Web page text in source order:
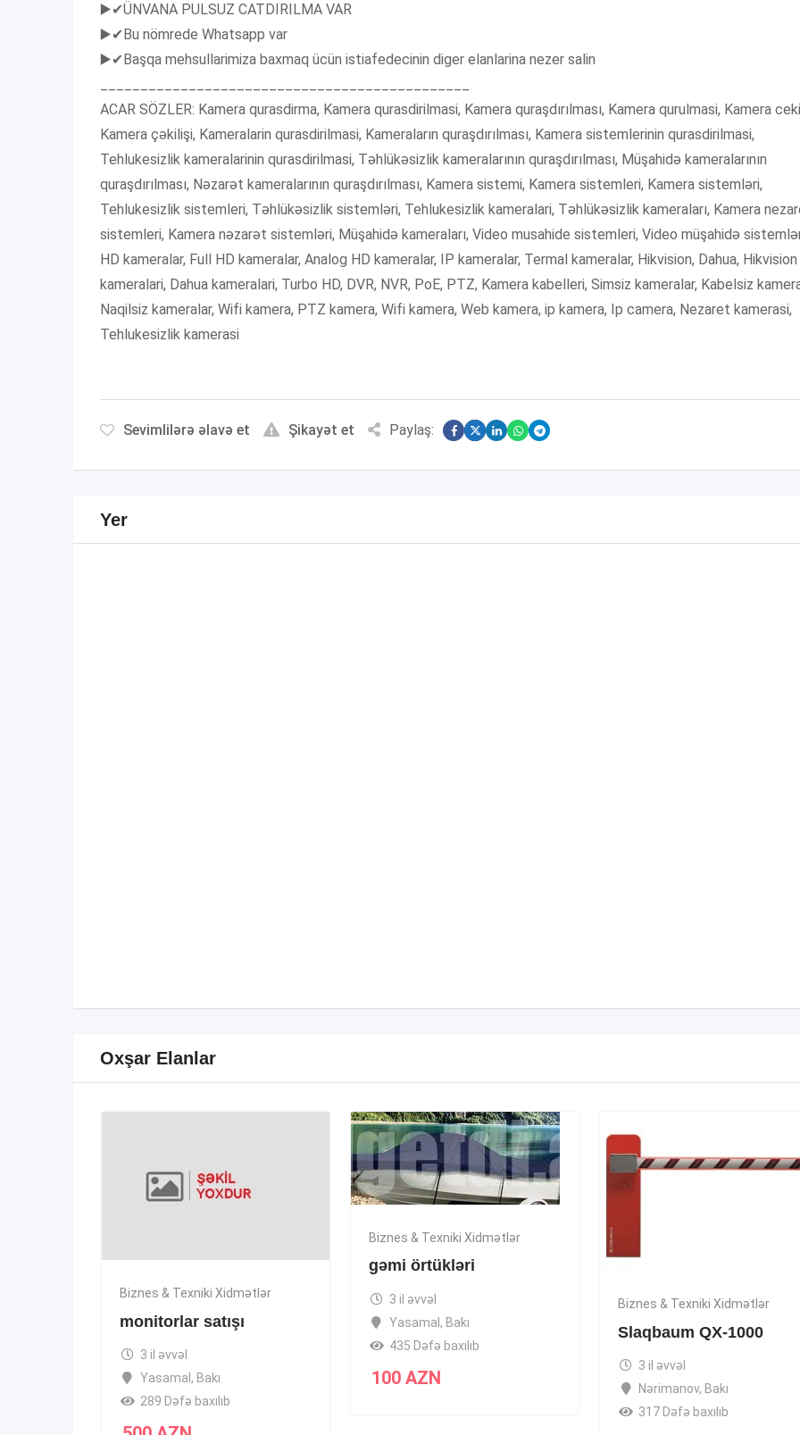
▶️✔ÜNVANA PULSUZ CATDIRILMA VAR
▶️✔Bu nömrede Whatsapp var
▶️✔Başqa mehsullarimiza baxmaq ücün istiafedecinin diger elanlarina nezer salin
ACAR SÖZLER: Kamera qurasdirma, Kamera qurasdirilmasi, Kamera quraşdırılması, Kamera qurulmasi, Kamera
Kamera çəkilişi, Kameralarin qurasdirilmasi, Kameraların quraşdırılması, Kamera sistemlerinin qurasdirilmasi,
Tehlukesizlik kameralarinin qurasdirilmasi, Təhlükəsizlik kameralarının quraşdırılması, Müşahidə kameralarının
quraşdırılması, Nəzarət kameralarının quraşdırılması, Kamera sistemi, Kamera sistemleri, Kamera sistemləri,
Tehlukesizlik sistemleri, Təhlükəsizlik sistemləri, Tehlukesizlik kameralari, Təhlükəsizlik kameraları, Kamera
sistemleri, Kamera nəzarət sistemləri, Müşahidə kameraları, Video musahide sistemleri, Video müşahidə
HD kameralar, Full HD kameralar, Analog HD kameralar, IP kameralar, Termal kameralar, Hikvision, Dahua, Hikvision
kameralari, Dahua kameralari, Turbo HD, DVR, NVR, PoE, PTZ, Kamera kabelleri, Simsiz kameralar, Kabelsiz
Naqilsiz kameralar, Wifi kamera, PTZ kamera, Wifi kamera, Web kamera, ip kamera, Ip camera, Nezaret kamerasi,
Tehlukesizlik kamerasi
Sevimlilərə əlavə et Şikayət et Paylaş:
Yer
Oxşar Elanlar
Biznes & Texniki Xidmətlər
monitorlar satışı
3 il əvvəl
Yasamal , Bakı
289 Dəfə baxılıb
Biznes & Texniki Xidmətlər
gəmi örtükləri
3 il əvvəl
Yasamal , Bakı
435 Dəfə baxılıb
100AZN
Biznes & Texniki Xidmətlər
Slaqbaum QX-1000
3 il əvvəl
Nərimanov, Bakı
317 Dəfə baxılıb